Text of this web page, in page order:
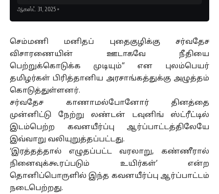
ஆகஸ்ட் 31, 2025
செம்மணி மனிதப் புதைகுழிக்கு சர்வதேச
விசாரணையின் ஊடாகவே நீதியை
பெற்றுக்கொடுக்க முடியும்” என புலம்பெயர்
தமிழர்கள் பிரித்தானிய அரசாங்கத்துக்கு அழுத்தம்
கொடுத்துள்ளனர்.
சர்வதேச காணாமல்போனோர் தினத்தை
முன்னிட்டு நேற்று லண்டன் டவுனிங் ஸ்ட்ரீட்டில்
இடம்பெற்ற கவனயீர்ப்பு ஆர்ப்பாட்டத்திலேயே
இவ்வாறு வலியுறுத்தப்பட்டது.
‘இரத்தத்தால் எழுதப்பட்ட வரலாறு, கண்ணீரால்
நினைவுக்கூரப்படும் உயிர்கள்’ என்ற
தொனிப்பொருளில் இந்த கவனயீர்ப்பு ஆர்ப்பாட்டம்
நடைபெற்றது.